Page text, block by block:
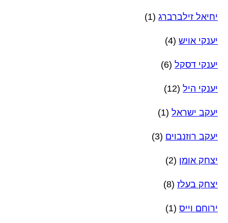
יחיאל זילברברג (1)
יענקי אויש (4)
יענקי דסקל (6)
יענקי היל (12)
יעקב ישראל (1)
יעקב רוזנבוים (3)
יצחק אומן (2)
יצחק בעלז (8)
ירוחם וייס (1)